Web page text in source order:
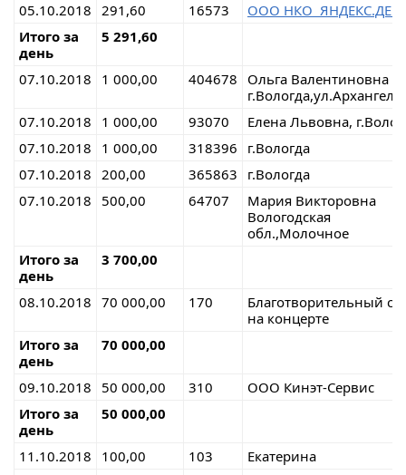
05.10.2018 291,60 16573
ООО НКО
Итого за
день
5 291,60
07.10.2018 1 000,00 404678
Ольга Валентиновна
07.10.2018
1 000,00 93070
Елена Львовна,
07.10.2018
1 000,00 318396
г.Вологда
07.10.2018 200,00 365863
г.Вологда
07.10.2018
500,00 64707
Мария Викторовна
Вологодская
обл.,Молочное
Итого за
день
3 700,00
08.10.2018 70 000,00 170
Благотворительный
на концерте
Итого за
день
70 000,00
09.10.2018 50 000,00 310
ООО Кинэт-Сервис
Итого за
день
50 000,00
11.10.2018 100,00 103
Екатерина